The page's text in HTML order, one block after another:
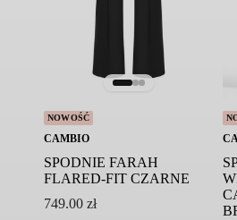
NOWOŚĆ
CAMBIO
SPODNIE FARAH
FLARED-FIT CZARNE
749.00 zł